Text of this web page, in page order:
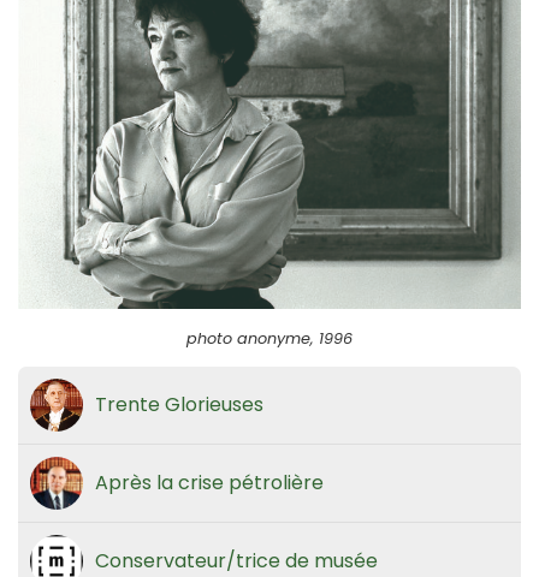
photo anonyme, 1996
Trente Glorieuses
Après la crise pétrolière
Conservateur/trice de musée